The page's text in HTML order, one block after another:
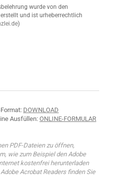
wurde von den
und ist urheberrechtlich
)
DOWNLOAD
Ausfüllen: ONLINE-FORMULAR
PDF-Dateien zu öffnen,
wie zum Beispiel den Adobe
kostenfrei herunterladen
Acrobat Readers finden Sie